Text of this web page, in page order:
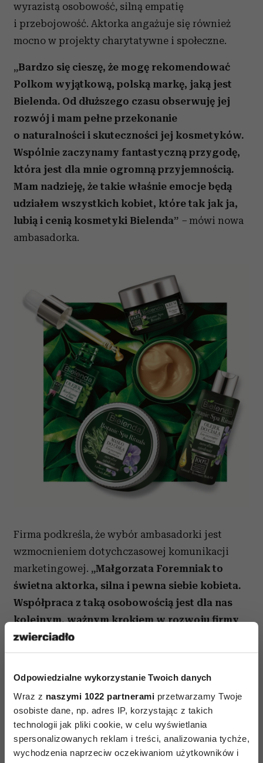
Odpowiedzialne wykorzystanie Twoich danych
Wraz z naszymi 1022 partnerami przetwarzamy Twoje
osobiste dane, np. adres IP, korzystając z takich
technologii jak pliki cookie, w celu wyświetlania
spersonalizowanych reklam i treści, analizowania tychże,
wychodzenia naprzeciw oczekiwaniom użytkowników i
wyrazistą osobowość, silną empatię
i przebojowość. Aktorka angażuje się również
mocno w projekty charytatywne i społeczne.
„Bardzo się cieszę, że mogę rekomendować
Polkom wyjątkową, polską markę, jaką jest
Bielenda. Od dłuższego czasu obserwuję jej
rozwój i mam pełne przekonanie
o naturalności i skuteczności jej kosmetyków.
Wspólnie zaczynamy fantastyczną przygodę,
która jest dla mnie ogromną przyjemnością.
Mam nadzieję, że takie właśnie emocje będą
udziałem wszystkich kobiet, które tak jak ja,
lubią i cenią kosmetyki Bielenda” – mówi nowa
ambasadorka.
Firma podkreśla, że wybór ambasadorki jest
wzmocnieniem dotychczasowej komunikacji
marketingowej. „Małgorzata Foremniak to
świetna aktorka, silna i pewna siebie kobieta.
Współpraca z taką osobowością jest dla nas
kolejnym, ważnym krokiem w rozwoju firmy
oraz w kluczowych działaniach
promocyjnych. To będzie wyjątkowy projekt